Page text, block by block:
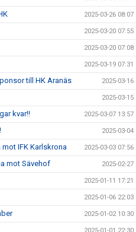
2025-03-26 08:07
2025-03-20 07:55
2025-03-20 07:08
2025-03-19 07:31
till HK Aranäs 2025-03-16
2025-03-15
kvar!! 2025-03-07 13:57
2025-03-04
IFK Karlskrona 2025-03-03 07:56
mot Sävehof 2025-02-27
2025-01-11 17:21
2025-01-06 22:03
2025-01-02 10:30